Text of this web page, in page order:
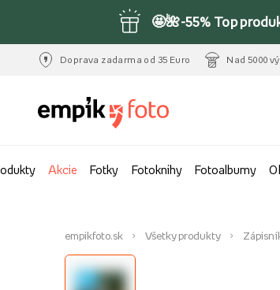
🤩🌺-55% Top
Doprava zadarma od 35 Euro Nad 5000
Akcie Fotky Fotoknihy Fotoalbumy
empikfoto.sk Všetky produkty